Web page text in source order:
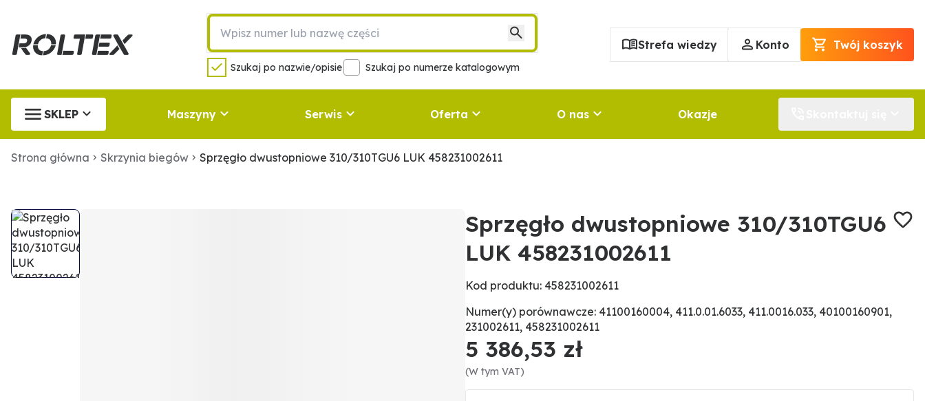
Szukaj po nazwie/opisie Szukaj po numerze katalogowym
Strefa wiedzy Konto Twój koszyk
SKLEP Maszyny Serwis Oferta O nas Okazje
Strona główna Skrzynia biegów Sprzęgło dwustopniowe 310/310TGU6 LUK 458231002611
Sprzęgło dwustopniowe 310/310TGU6
LUK 458231002611
Kod produktu: 458231002611
Numer(y) porównawcze: 41100160004, 411.0.01.6033, 411.0016.033, 40100160901,
231002611, 458231002611
5 386,53 zł
(W tym VAT)